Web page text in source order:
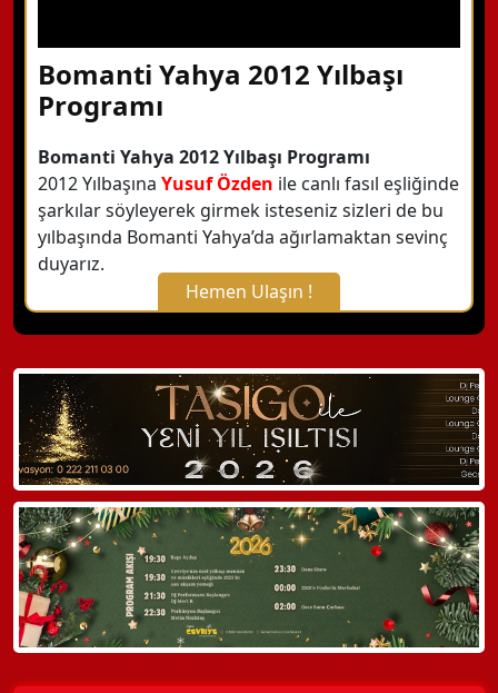
Bomanti Yahya 2012 Yılbaşı
Programı
Bomanti Yahya 2012 Yılbaşı Programı
2012 Yılbaşına Yusuf Özden ile canlı fasıl eşliğinde
şarkılar söyleyerek girmek isteseniz sizleri de bu
yılbaşında Bomanti Yahya’da ağırlamaktan sevinç
duyarız.
Hemen Ulaşın !
X Kapat
WhatsApp ile Bilgi Alın
Hemen Arayın
Detaylı Bilgi Alın